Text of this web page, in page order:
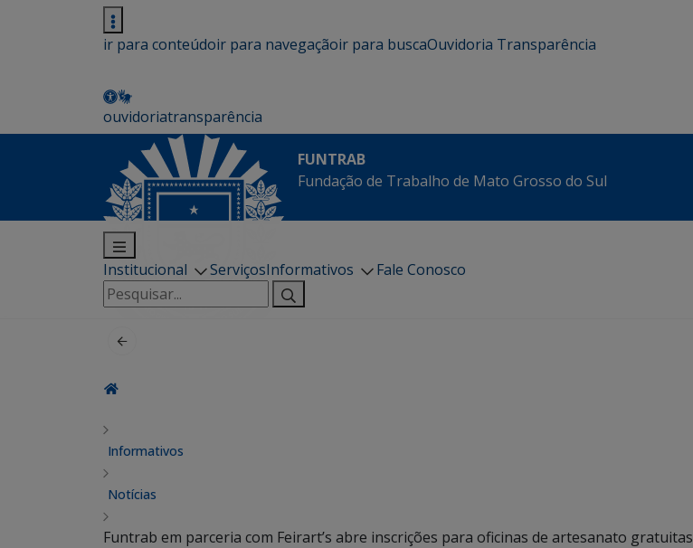
ir para conteúdoir para navegaçãoir para buscaOuvidoria Transparência
ouvidoriatransparência
FUNTRAB
Fundação de Trabalho de Mato Grosso do Sul
Institucional ServiçosInformativos
Fale Conosco
Pesquisar
por:
Informativos
Notícias
Funtrab em parceria com Feirart’s abre inscrições para oficinas de artesanato gratuitas